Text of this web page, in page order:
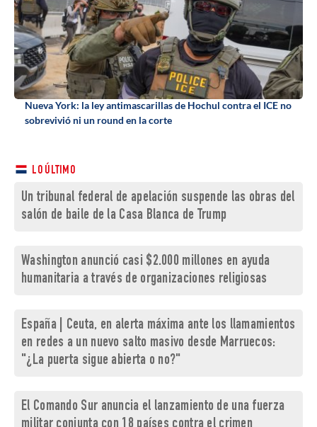
Nueva York: la ley antimascarillas de Hochul contra el ICE no
sobrevivió ni un round en la corte
LO ÚLTIMO
Un tribunal federal de apelación suspende las obras del
salón de baile de la Casa Blanca de Trump
Washington anunció casi $2.000 millones en ayuda
humanitaria a través de organizaciones religiosas
España | Ceuta, en alerta máxima ante los llamamientos
en redes a un nuevo salto masivo desde Marruecos:
"¿La puerta sigue abierta o no?"
El Comando Sur anuncia el lanzamiento de una fuerza